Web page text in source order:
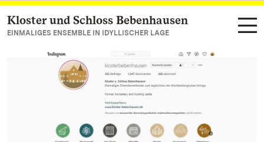
Zum Hauptinhalt springen
Kloster und Schloss Bebenhausen
EINMALIGES ENSEMBLE IN IDYLLISCHER LAGE